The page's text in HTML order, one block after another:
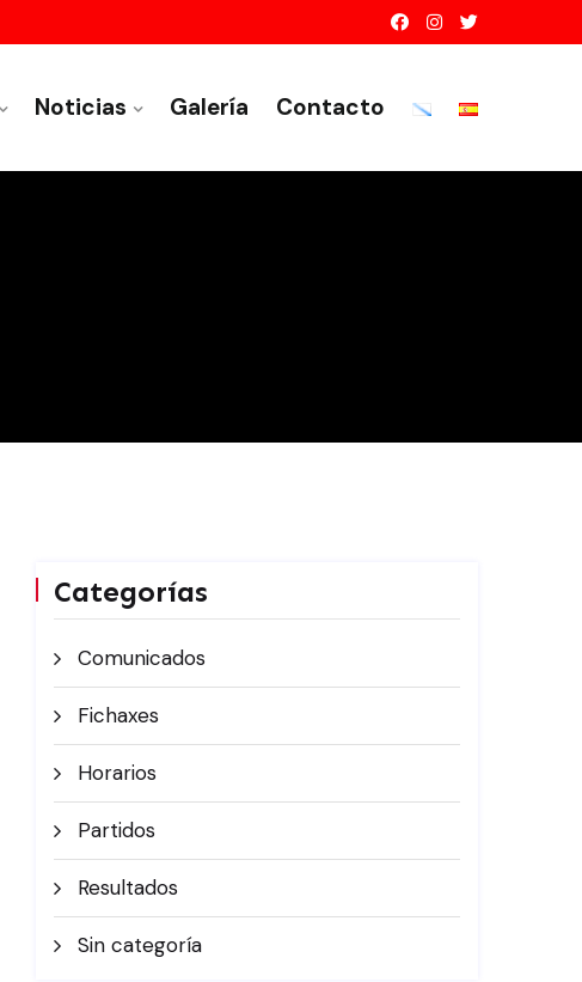
Noticias Galería Contacto
Categorías
Comunicados
Fichaxes
Horarios
Partidos
Resultados
Sin categoría